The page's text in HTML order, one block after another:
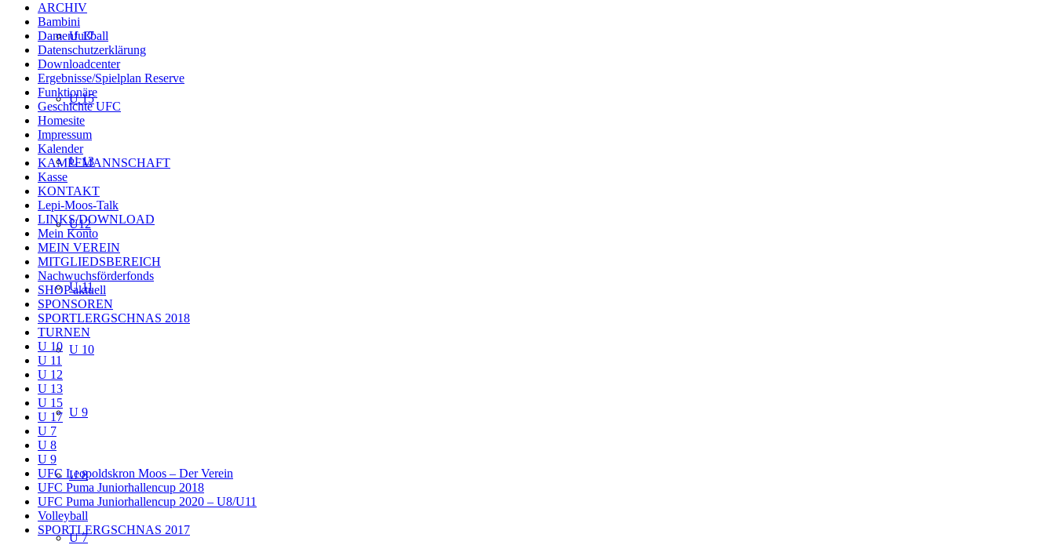
U 17
U 15
U 13
U12
U 11
U 10
U 9
U 8
U 7
ARCHIV
Bambini
Damenfußball
Datenschutzerklärung
Downloadcenter
Ergebnisse/Spielplan Reserve
Funktionäre
Geschichte UFC
Homesite
Impressum
Kalender
KAMPFMANNSCHAFT
Kasse
KONTAKT
Lepi-Moos-Talk
LINKS/DOWNLOAD
Mein Konto
MEIN VEREIN
MITGLIEDSBEREICH
Nachwuchsförderfonds
SHOP aktuell
SPONSOREN
SPORTLERGSCHNAS 2018
TURNEN
U 10
U 11
U 12
U 13
U 15
U 17
U 7
U 8
U 9
UFC Leopoldskron Moos – Der Verein
UFC Puma Juniorhallencup 2018
UFC Puma Juniorhallencup 2020 – U8/U11
Volleyball
SPORTLERGSCHNAS 2017